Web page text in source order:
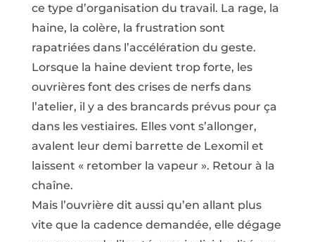
ce type d’organisation du travail. La rage, la
haine, la colère, la frustration sont
rapatriées dans l’accélération du geste.
Lorsque la haine devient trop forte, les
ouvrières font des crises de nerfs dans
l’atelier, il y a des brancards prévus pour ça
dans les vestiaires. Elles vont s’allonger,
avalent leur demi barrette de Lexomil et
laissent « retomber la vapeur ». Retour à la
chaîne.
Mais l’ouvrière dit aussi qu’en allant plus
vite que la cadence demandée, elle dégage